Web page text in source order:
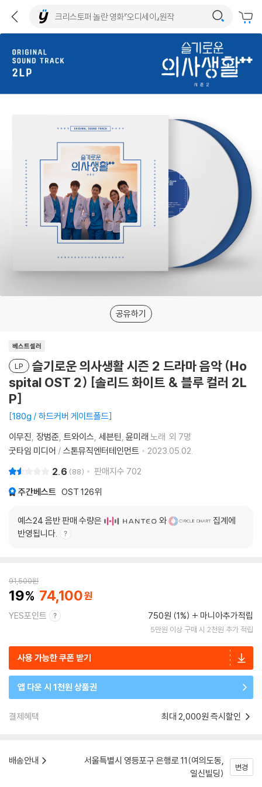
공유하기
베스트셀러
LP
슬기로운 의사생활 시즌 2 드라마 음악 (Ho
spital OST 2) [솔리드 화이트 & 블루 컬러 2L
P]
180g / 하드커버 게이트폴드
이무진 장범준 트와이스 세븐틴 윤미래 노래 외 7명
굿타임 미디어 / 스톤뮤직엔터테인먼트 2023.05.02.
2.6 88 판매지수 702
주간베스트 OST 126위
예스24 음반 판매 수량은 와
집계에
반영됩니다.
91,500원
19 74,100
YES포인트 750원 (1%) 마니아추가적립
5만원 이상 구매 시 2천원 추가 적립
사용 가능한 쿠폰 받기
앱 다운 시 1천원 상품권
결제혜택 최대 2,000원 즉시할인
배송안내
서울특별시 영등포구 은행로 11(여의도동,
일신빌딩)
변경